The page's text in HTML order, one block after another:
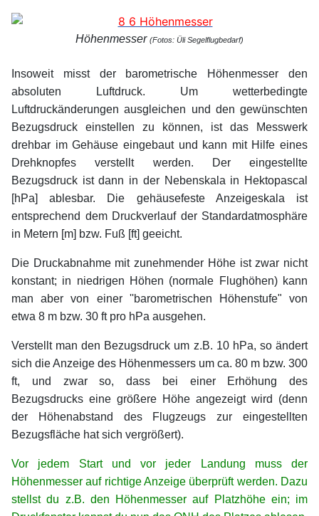
Höhenmesser (Fotos: Üli Segelflugbedarf)
Insoweit misst der barometrische Höhenmesser den
absoluten Luftdruck. Um wetterbedingte
Luftdruckänderungen ausgleichen und den gewünschten
Bezugsdruck einstellen zu können, ist das Messwerk
drehbar im Gehäuse eingebaut und kann mit Hilfe eines
Drehknopfes verstellt werden. Der eingestellte
Bezugsdruck ist dann in der Nebenskala in Hektopascal
[hPa] ablesbar. Die gehäusefeste Anzeigeskala ist
entsprechend dem Druckverlauf der Standardatmosphäre
in Metern [m] bzw. Fuß [ft] geeicht.
Die Druckabnahme mit zunehmender Höhe ist zwar nicht
konstant; in niedrigen Höhen (normale Flughöhen) kann
man aber von einer ''barometrischen Höhenstufe" von
etwa 8 m bzw. 30 ft pro hPa ausgehen.
Verstellt man den Bezugsdruck um z.B. 10 hPa, so ändert
sich die Anzeige des Höhenmessers um ca. 80 m bzw. 300
ft, und zwar so, dass bei einer Erhöhung des
Bezugsdrucks eine größere Höhe angezeigt wird (denn
der Höhenabstand des Flugzeugs zur eingestellten
Bezugsfläche hat sich vergrößert).
Vor jedem Start und vor jeder Landung muss der
Höhenmesser auf richtige Anzeige überprüft werden. Dazu
stellst du z.B. den Höhenmesser auf Platzhöhe ein; im